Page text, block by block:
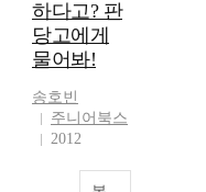
하다고? 판
당고에게
물어봐!
송호빈
주니어북스
2012